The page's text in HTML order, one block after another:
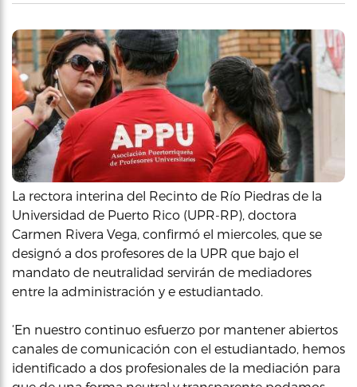
La rectora interina del Recinto de Río Piedras de la
Universidad de Puerto Rico (UPR-RP), doctora
Carmen Rivera Vega, confirmó el miercoles, que se
designó a dos profesores de la UPR que bajo el
mandato de neutralidad servirán de mediadores
entre la administración y e estudiantado.
‘En nuestro continuo esfuerzo por mantener abiertos
canales de comunicación con el estudiantado, hemos
identificado a dos profesionales de la mediación para